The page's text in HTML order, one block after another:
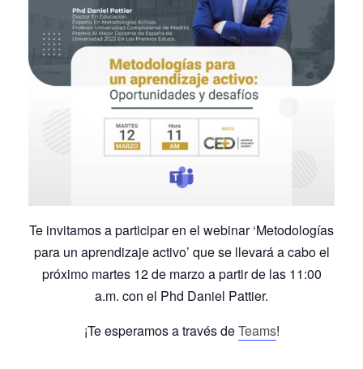
Te invitamos a participar en el webinar ‘Metodologías
para un aprendizaje activo’ que se llevará a cabo el
próximo martes 12 de marzo a partir de las 11:00
a.m. con el Phd Daniel Pattier.
¡Te esperamos a través deTeams!